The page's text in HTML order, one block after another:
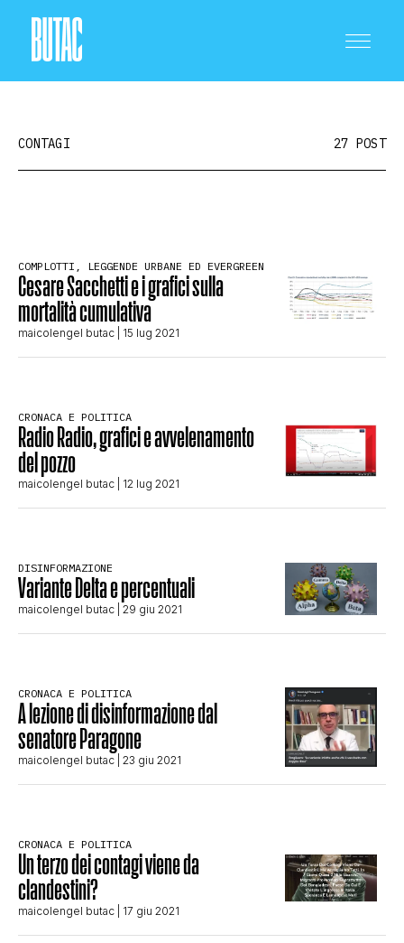
SCIENZA E TECNOLOGIA
SALUTE E MEDICINA
STORIA E CITAZIONI
INTRATTENIMENTO
COMPLOTTI, LEGGENDE URBANE ED
EVERGREEN
EDITORIALI
TRUFFE E SOCIAL NETWORK
CONTATTI
CONTAGI 27 POST
COMPLOTTI, LEGGENDE URBANE ED EVERGREEN
Cesare Sacchetti e i grafici sulla
mortalità cumulativa
maicolengel butac | 15 lug 2021
CRONACA E POLITICA
Radio Radio, grafici e avvelenamento
del pozzo
maicolengel butac | 12 lug 2021
DISINFORMAZIONE
Variante Delta e percentuali
maicolengel butac | 29 giu 2021
CRONACA E POLITICA
A lezione di disinformazione dal
senatore Paragone
maicolengel butac | 23 giu 2021
CRONACA E POLITICA
Un terzo dei contagi viene da
clandestini?
maicolengel butac | 17 giu 2021